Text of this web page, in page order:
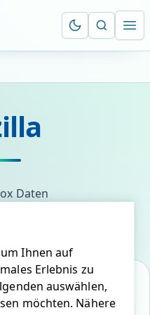
Suche
Daten
Ihnen auf
Erlebnis zu
auswählen,
möchten. Nähere